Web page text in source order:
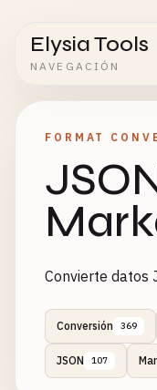
Elysia Tools
NAVEGACIÓN
FORMAT
Convierte datos
Conversión 369
JSON 107